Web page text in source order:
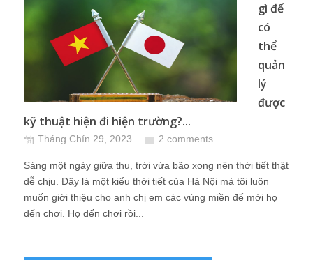
gì để
có
thể
quản
lý
được
kỹ thuật hiện đi hiện trường?...
Tháng Chín 29, 2023 2 comments
Sáng một ngày giữa thu, trời vừa bão xong nên thời tiết thật
dễ chịu. Đây là một kiểu thời tiết của Hà Nội mà tôi luôn
muốn giới thiệu cho anh chị em các vùng miền để mời họ
đến chơi. Họ đến chơi rồi...